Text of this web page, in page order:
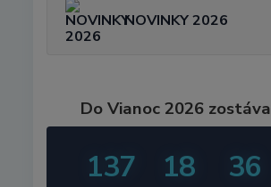
NOVINKY 2026
Do Vianoc 2026 zostáva
137 18 36